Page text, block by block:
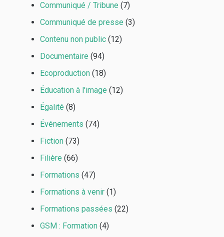
Communiqué / Tribune (7)
Communiqué de presse (3)
Contenu non public (12)
Documentaire (94)
Ecoproduction (18)
Éducation à l'image (12)
Égalité (8)
Événements (74)
Fiction (73)
Filière (66)
Formations (47)
Formations à venir (1)
Formations passées (22)
GSM : Formation (4)